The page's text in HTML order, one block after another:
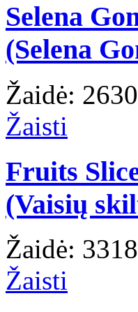
Selena
(Selena
Žaidė:
Žaisti
Fruits
(Vaisių
Žaidė:
Žaisti